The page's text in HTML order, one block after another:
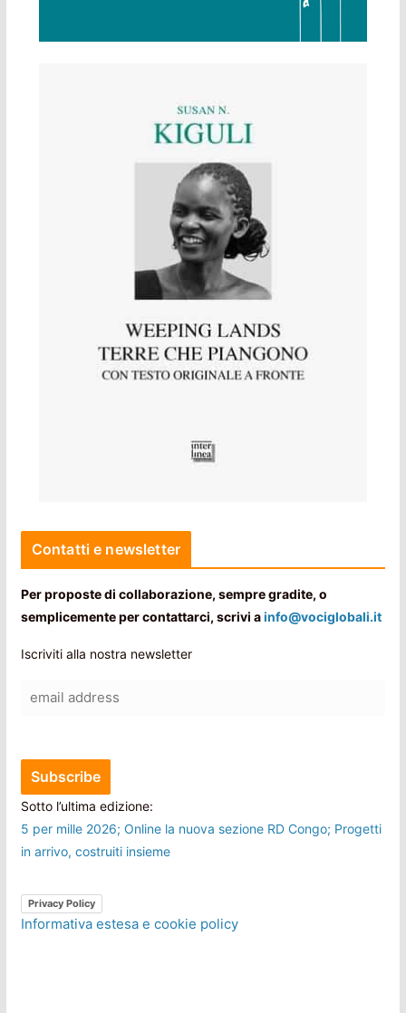
Contatti e newsletter
Per proposte di collaborazione, sempre gradite, o
semplicemente per contattarci, scrivi ainfo@vociglobali.it
Iscriviti alla nostra newsletter
Sotto l’ultima edizione:
5 per mille 2026; Online la nuova sezione RD Congo; Progetti
in arrivo, costruiti insieme
Privacy Policy
Informativa estesa e cookie policy